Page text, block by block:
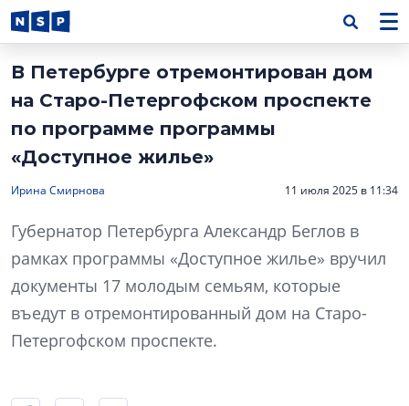
В Петербурге отремонтирован дом
на Старо-Петергофском проспекте
по программе программы
«Доступное жилье»
Ирина Смирнова 11 июля 2025 в 11:34
Губернатор Петербурга Александр Беглов в
рамках программы «Доступное жилье» вручил
документы 17 молодым семьям, которые
въедут в отремонтированный дом на Старо-
Петергофском проспекте.